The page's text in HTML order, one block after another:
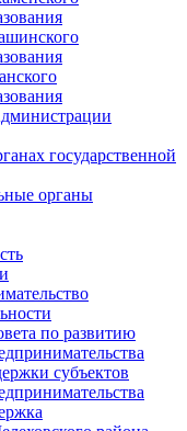
государственной
органы
по развитию
субъектов